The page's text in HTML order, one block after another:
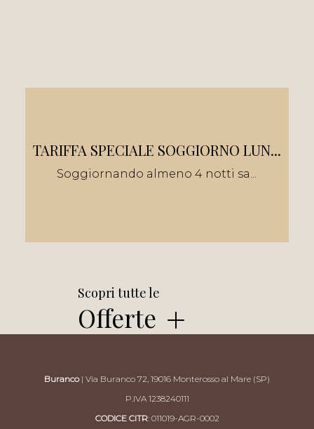
TARIFFA SPECIALE SOGGIORNO LUN...
Soggiornando almeno 4 notti sa...
Scopri tutte le
Offerte
Buranco| Via Buranco 72, 19016 Monterosso al Mare (SP)
P.IVA 1238240111
CODICE CITR: 011019-AGR-0002